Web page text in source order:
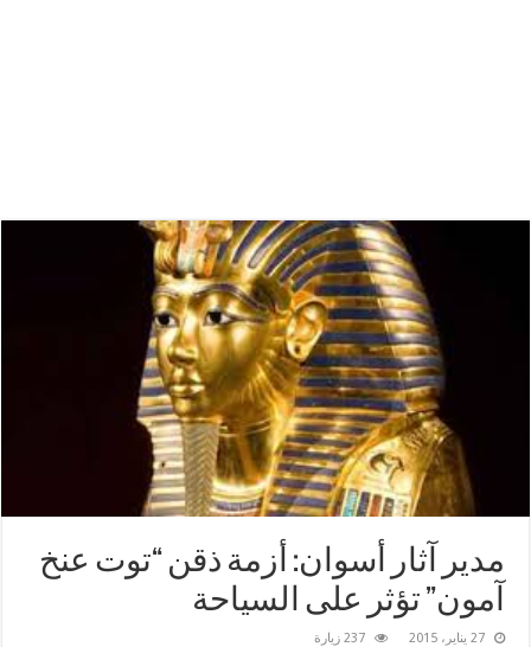
مدير آثار أسوان: أزمة ذقن “توت عنخ
آمون” تؤثر على السياحة
27 يناير، 2015 237 زيارة